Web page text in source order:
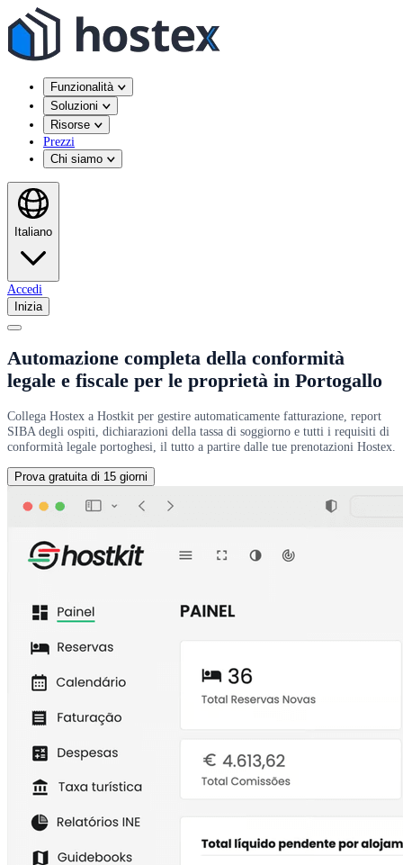
Funzionalità
Soluzioni
Risorse
Prezzi
Chi siamo
Italiano
Accedi
Inizia
Automazione completa della conformità
legale e fiscale per le proprietà in Portogallo
Collega Hostex a Hostkit per gestire automaticamente fatturazione, report
SIBA degli ospiti, dichiarazioni della tassa di soggiorno e tutti i requisiti di
conformità legale portoghesi, il tutto a partire dalle tue prenotazioni Hostex.
Prova gratuita di 15 giorni